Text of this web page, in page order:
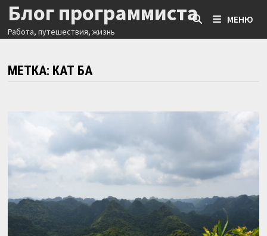
Перейти
содержимому
Блог программиста
Работа, путешествия, жизнь
МЕНЮ
МЕТКА: КАТ БА